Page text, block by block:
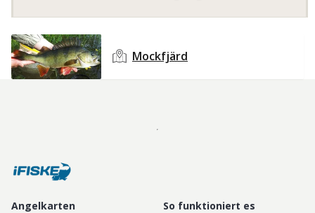
Mockfjärd
Angelkarten So funktioniert es